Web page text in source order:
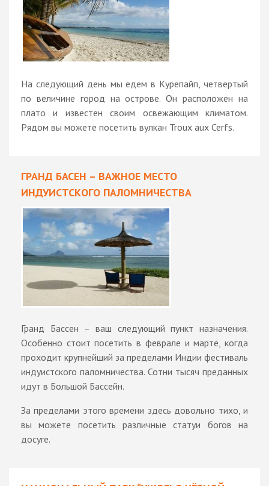
На следующий день мы едем в Курепайп, четвертый
по величине город на острове. Он расположен на
плато и известен своим освежающим климатом.
Рядом вы можете посетить вулкан Troux aux Cerfs.
ГРАНД БАСЕН – ВАЖНОЕ МЕСТО
ИНДУИСТСКОГО ПАЛОМНИЧЕСТВА
Гранд Бассен – ваш следующий пункт назначения.
Особенно стоит посетить в феврале и марте, когда
проходит крупнейший за пределами Индии фестиваль
индуистского паломничества. Сотни тысяч преданных
идут в Большой Бассейн.
За пределами этого времени здесь довольно тихо, и
вы можете посетить различные статуи богов на
досуге.